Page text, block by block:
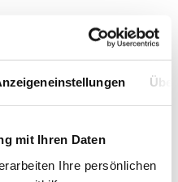
mit Ihren Daten
Ihre persönlichen
zwischen
Nachname".
für globales